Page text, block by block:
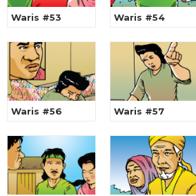
Waris #53 Waris #54
Waris #56 Waris #57